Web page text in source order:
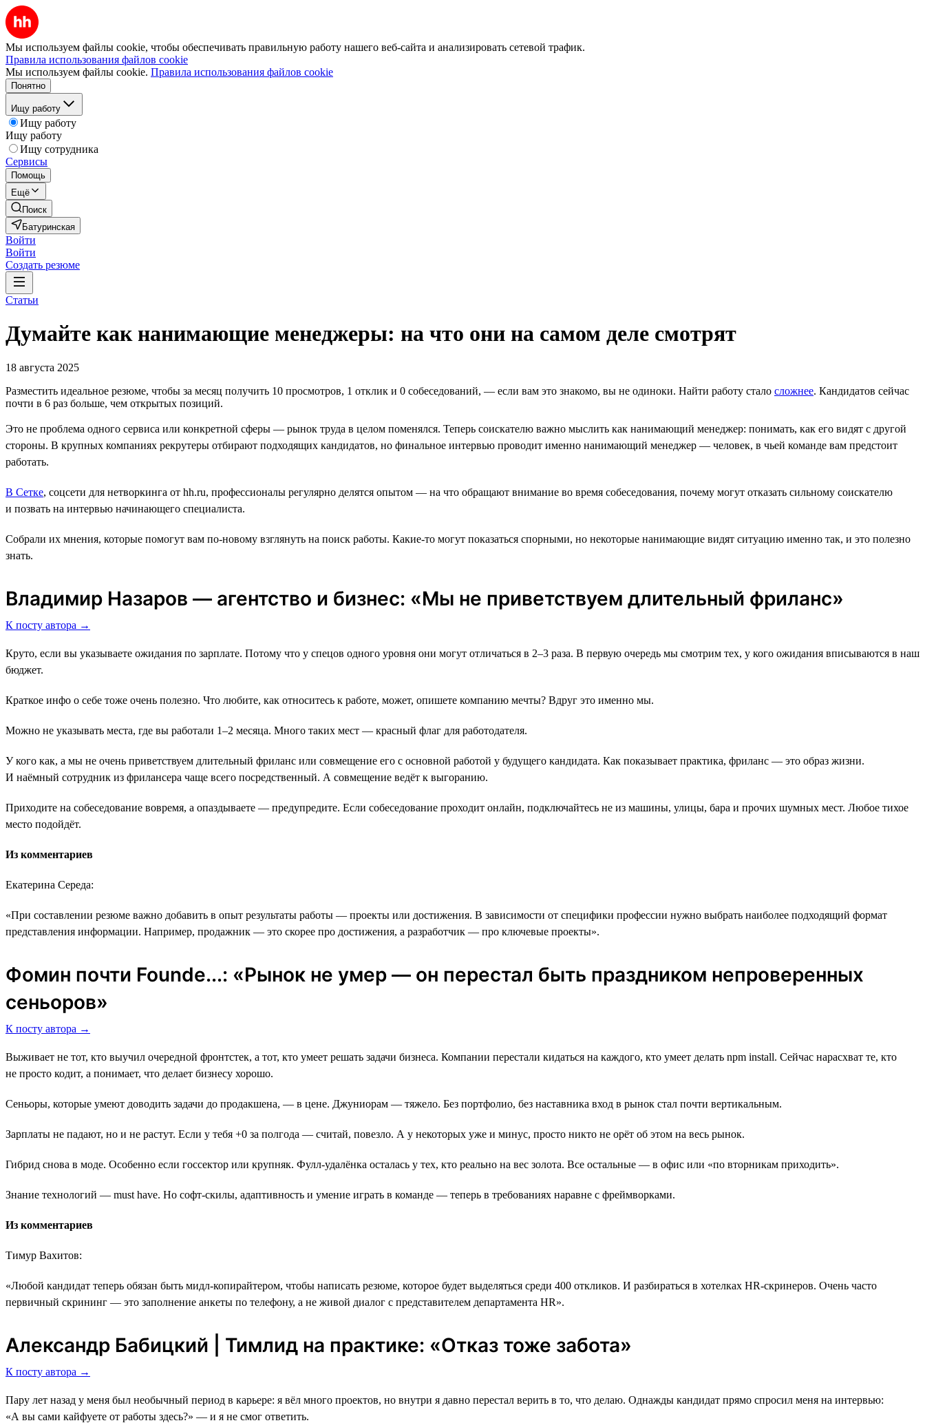
Мы используем файлы cookie, чтобы обеспечивать правильную работу нашего веб-сайта и анализировать сетевой трафик.
Правила использования файлов cookie
Мы используем файлы cookie. Правила использования файлов cookie
Понятно
Ищу работу
Ищу работу
Ищу работу
Ищу сотрудника
Сервисы
Помощь
Ещё
Поиск
Батуринская
Войти
Войти
Создать резюме
Статьи
Думайте как нанимающие менеджеры: на что они на самом деле смотрят
18 августа 2025
Разместить идеальное резюме, чтобы за месяц получить 10 просмотров, 1 отклик и 0 собеседований, ― если вам это знакомо, вы не одиноки. Найти работу стало сложнее. Кандидатов сейчас
почти в 6 раз больше, чем открытых позиций.
Это не проблема одного сервиса или конкретной сферы — рынок труда в целом поменялся. Теперь соискателю важно мыслить как нанимающий менеджер: понимать, как его видят с другой
стороны. В крупных компаниях рекрутеры отбирают подходящих кандидатов, но финальное интервью проводит именно нанимающий менеджер ― человек, в чьей команде вам предстоит
работать.
В Сетке, соцсети для нетворкинга от hh.ru, профессионалы регулярно делятся опытом — на что обращают внимание во время собеседования, почему могут отказать сильному соискателю
и позвать на интервью начинающего специалиста.
Собрали их мнения, которые помогут вам по-новому взглянуть на поиск работы. Какие-то могут показаться спорными, но некоторые нанимающие видят ситуацию именно так, и это полезно
знать.
Владимир Назаров — агентство и бизнес: «Мы не приветствуем длительный фриланс»
К посту автора →
Круто, если вы указываете ожидания по зарплате. Потому что у спецов одного уровня они могут отличаться в 2–3 раза. В первую очередь мы смотрим тех, у кого ожидания вписываются в наш
бюджет.
Краткое инфо о себе тоже очень полезно. Что любите, как относитесь к работе, может, опишете компанию мечты? Вдруг это именно мы.
Можно не указывать места, где вы работали 1–2 месяца. Много таких мест ― красный флаг для работодателя.
У кого как, а мы не очень приветствуем длительный фриланс или совмещение его с основной работой у будущего кандидата. Как показывает практика, фриланс ― это образ жизни.
И наёмный сотрудник из фрилансера чаще всего посредственный. А совмещение ведёт к выгоранию.
Приходите на собеседование вовремя, а опаздываете ― предупредите. Если собеседование проходит онлайн, подключайтесь не из машины, улицы, бара и прочих шумных мест. Любое тихое
место подойдёт.
Из комментариев
Екатерина Середа:
«При составлении резюме важно добавить в опыт результаты работы ― проекты или достижения. В зависимости от специфики профессии нужно выбрать наиболее подходящий формат
представления информации. Например, продажник ― это скорее про достижения, а разработчик ― про ключевые проекты».
Фомин почти Founde...: «Рынок не умер ― он перестал быть праздником непроверенных
сеньоров»
К посту автора →
Выживает не тот, кто выучил очередной фронтстек, а тот, кто умеет решать задачи бизнеса. Компании перестали кидаться на каждого, кто умеет делать npm install. Сейчас нарасхват те, кто
не просто кодит, а понимает, что делает бизнесу хорошо.
Сеньоры, которые умеют доводить задачи до продакшена, — в цене. Джуниорам — тяжело. Без портфолио, без наставника вход в рынок стал почти вертикальным.
Зарплаты не падают, но и не растут. Если у тебя +0 за полгода — считай, повезло. А у некоторых уже и минус, просто никто не орёт об этом на весь рынок.
Гибрид снова в моде. Особенно если госсектор или крупняк. Фулл-удалёнка осталась у тех, кто реально на вес золота. Все остальные — в офис или «по вторникам приходить».
Знание технологий — must have. Но софт-скилы, адаптивность и умение играть в команде — теперь в требованиях наравне с фреймворками.
Из комментариев
Тимур Вахитов:
«Любой кандидат теперь обязан быть мидл-копирайтером, чтобы написать резюме, которое будет выделяться среди 400 откликов. И разбираться в хотелках HR-скринеров. Очень часто
первичный скрининг ― это заполнение анкеты по телефону, а не живой диалог с представителем департамента HR».
Александр Бабицкий | Тимлид на практике: «Отказ тоже забота»
К посту автора →
Пару лет назад у меня был необычный период в карьере: я вёл много проектов, но внутри я давно перестал верить в то, что делаю. Однажды кандидат прямо спросил меня на интервью:
«А вы сами кайфуете от работы здесь?» — и я не смог ответить.